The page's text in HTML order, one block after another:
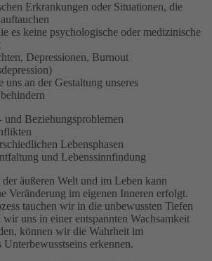
Erkrankungen oder Situationen, die
es keine psychologische oder medizinische
Depressionen, Burnout
uns an der Gestaltung unseres
und Beziehungsproblemen
Lebensphasen
und Lebenssinnfindung
äußeren Welt und im Leben kann
Veränderung im eigenen Inneren erfolgt.
tauchen wir in die unbewussten Tiefen
uns in einer entspannten Wachsamkeit
können wir die Wahrheit im
Unterbewusstseins erkennen.